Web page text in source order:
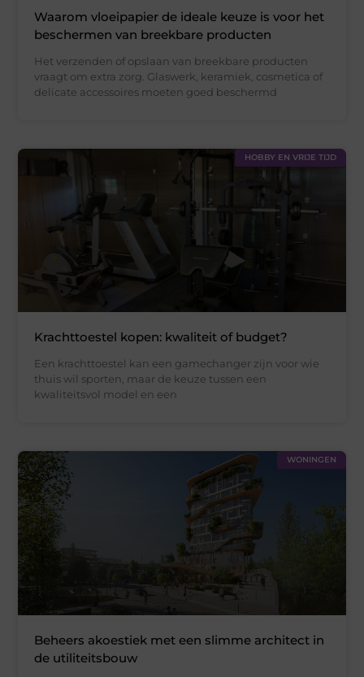
Waarom vloeipapier de ideale keuze is voor het
beschermen van breekbare producten
Het verzenden of opslaan van breekbare producten
vraagt om extra zorg. Glaswerk, keramiek, cosmetica of
delicate accessoires moeten goed beschermd
HOBBY EN VRIJE TIJD
Krachttoestel kopen: kwaliteit of budget?
Een krachttoestel kan een gamechanger zijn voor wie
thuis wil sporten, maar de keuze tussen een
kwaliteitsvol model en een
WONINGEN
Beheers akoestiek met een slimme architect in
de utiliteitsbouw